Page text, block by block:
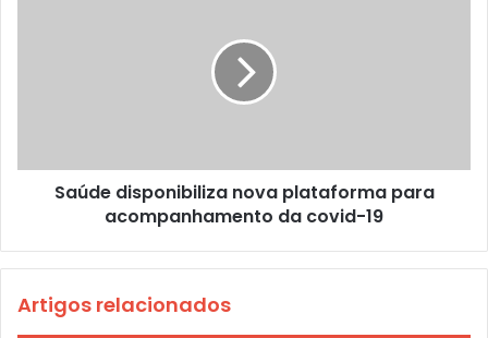
Saúde disponibiliza nova plataforma para
acompanhamento da covid-19
Artigos relacionados